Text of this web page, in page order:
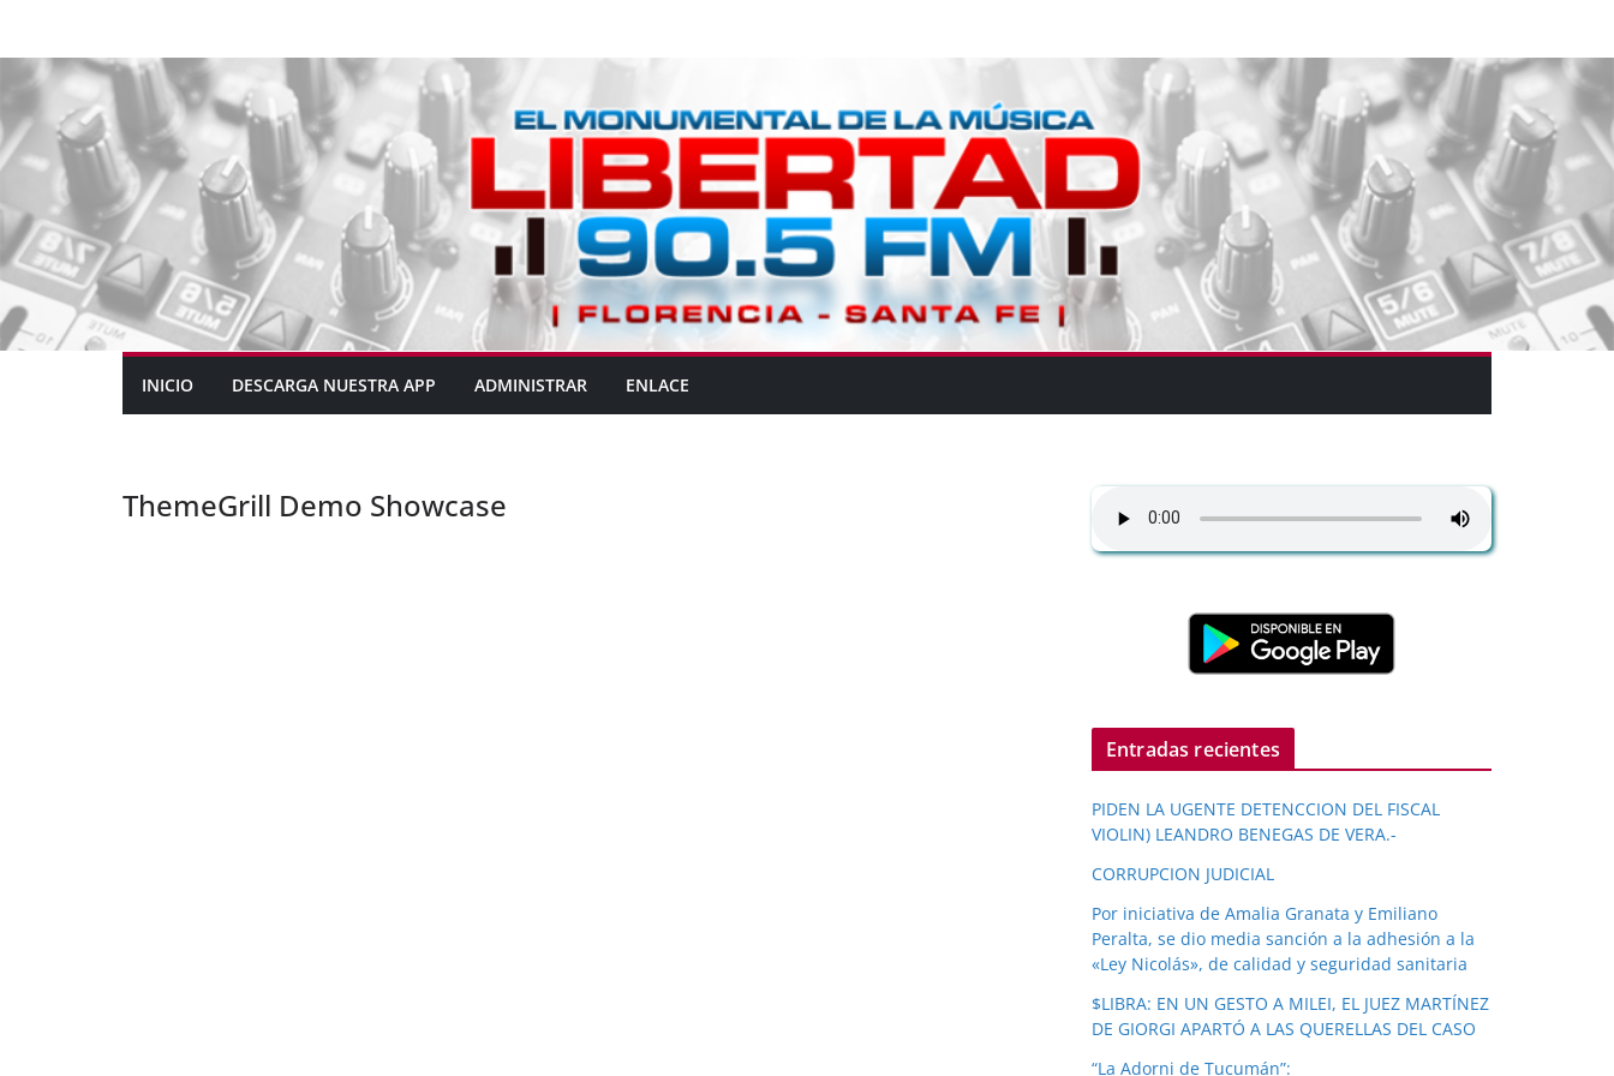
INICIO DESCARGA NUESTRA APP ADMINISTRAR ENLACE
ThemeGrill Demo Showcase
Entradas recientes
PIDEN LA UGENTE DETENCCION DEL FISCAL
VIOLIN) LEANDRO BENEGAS DE VERA.-
CORRUPCION JUDICIAL
Por iniciativa de Amalia Granata y Emiliano
Peralta, se dio media sanción a la adhesión a la
«Ley Nicolás», de calidad y seguridad sanitaria
$LIBRA: EN UN GESTO A MILEI, EL JUEZ MARTÍNEZ
DE GIORGI APARTÓ A LAS QUERELLAS DEL CASO
“La Adorni de Tucumán”: